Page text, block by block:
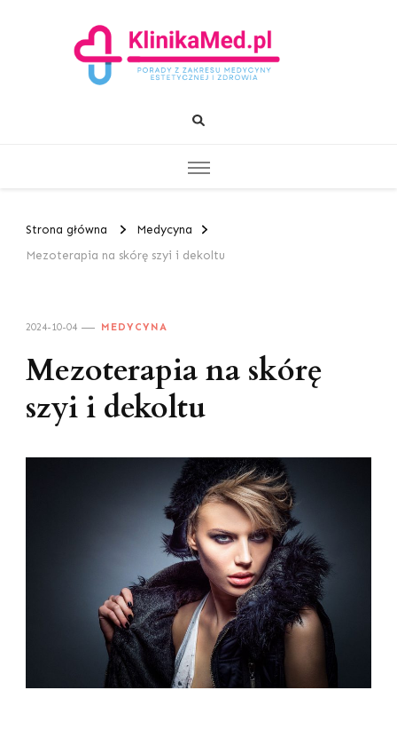
KlinikaMed.pl
Strona główna
Medycyna
Mezoterapia na skórę szyi i dekoltu
2024-10-04 MEDYCYNA
Mezoterapia na skórę
szyi i dekoltu